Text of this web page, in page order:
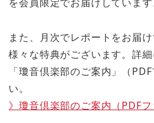
また、月次でレポートをお届け
様々な特典がございます。詳
「瓊音倶楽部のご案内」（
い。
》瓊音倶楽部のご案内（PDFフ